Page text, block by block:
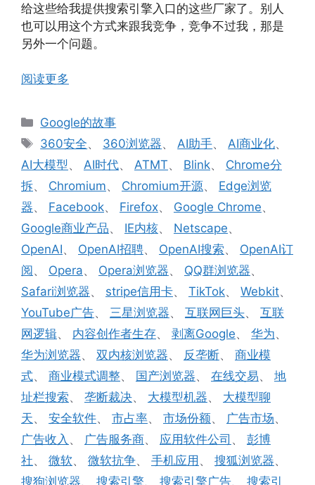
给这些给我提供搜索引擎入口的这些厂家了。别人
也可以用这个方式来跟我竞争，竞争不过我，那是
另外一个问题。
阅读更多
分
类
Google的故事
标
签
360安全、 360浏览器、AI助手、AI商业化、
AI大模型、 AI时代、 ATMT、 Blink、 Chrome分
拆、 Chromium、 Chromium开源、 Edge浏览
器、 Facebook、 Firefox、 Google Chrome、
Google商业产品、 IE内核、 Netscape、
OpenAI、 OpenAI招聘、 OpenAI搜索、 OpenAI订
阅、 Opera、 Opera浏览器、 QQ群浏览器、
Safari浏览器、 stripe信用卡、 TikTok、 Webkit、
YouTube广告、 三星浏览器、 互联网巨头、 互联
网逻辑、 内容创作者生存、 剥离Google、 华为、
华为浏览器、 双内核浏览器、 反垄断、 商业模
式、 商业模式调整、 国产浏览器、 在线交易、 地
址栏搜索、 垄断裁决、 大模型机器、 大模型聊
天、 安全软件、 市占率、 市场份额、 广告市场、
广告收入 、 广告服务商、 应用软件公司 、 彭博
社、 微软、 微软抗争、 手机应用 、 搜狐浏览器、
搜狗浏览器、 搜索引擎、 搜索引擎广告、 搜索引